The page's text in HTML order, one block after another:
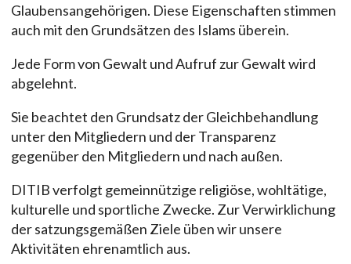
Glaubensangehörigen. Diese Eigenschaften stimmen
auch mit den Grundsätzen des Islams überein.
Jede Form von Gewalt und Aufruf zur Gewalt wird
abgelehnt.
Sie beachtet den Grundsatz der Gleichbehandlung
unter den Mitgliedern und der Transparenz
gegenüber den Mitgliedern und nach außen.
DITIB verfolgt gemeinnützige religiöse, wohltätige,
kulturelle und sportliche Zwecke. Zur Verwirklichung
der satzungsgemäßen Ziele üben wir unsere
Aktivitäten ehrenamtlich aus.